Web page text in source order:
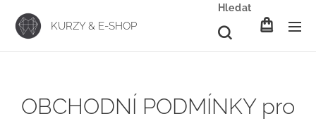
KURZY & E-SHOP
Hledat
OBCHODNÍ PODMÍNKY pro